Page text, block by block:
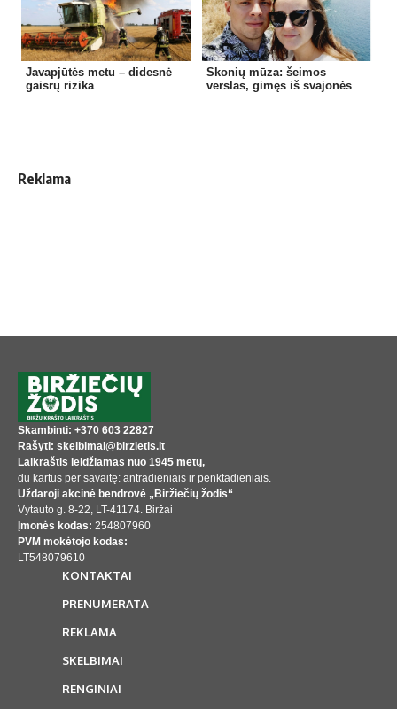
Javapjūtės metu – didesnė
gaisrų rizika
Skonių mūza: šeimos
verslas, gimęs iš svajonės
Reklama
Skambinti: +370 603 22827
Rašyti: skelbimai@birzietis.lt
Laikraštis leidžiamas nuo 1945 metų,
du kartus per savaitę: antradieniais ir penktadieniais.
Uždaroji akcinė bendrovė „Biržiečių žodis“
Vytauto g. 8-22, LT-41174. Biržai
Įmonės kodas: 254807960
PVM mokėtojo kodas:
LT548079610
KONTAKTAI
PRENUMERATA
REKLAMA
SKELBIMAI
RENGINIAI